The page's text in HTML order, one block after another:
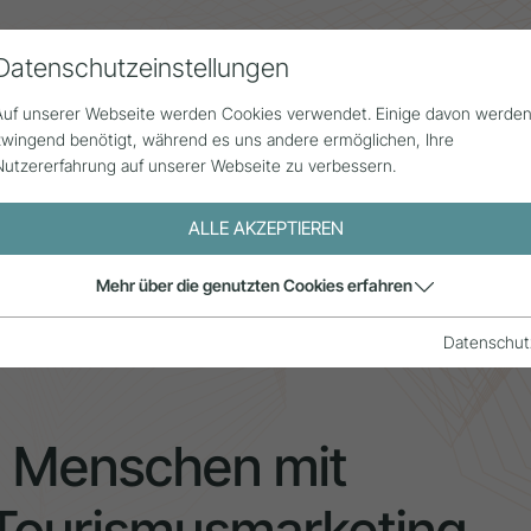
Alle Beiträge Statistik
von Menschen mit Behinderungen im
mit
unserer Webseite werden Cookies verwendet. Einige davon werden
benötigt, während es uns andere ermöglichen, Ihre
auf unserer Webseite zu verbessern.
ALLE AKZEPTIEREN
Mehr über die genutzten Cookies erfahren